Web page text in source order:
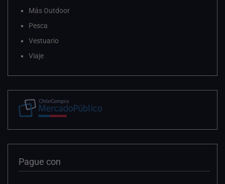
Más Outdoor
Pesca
Vestuario
Viaje
Pague con